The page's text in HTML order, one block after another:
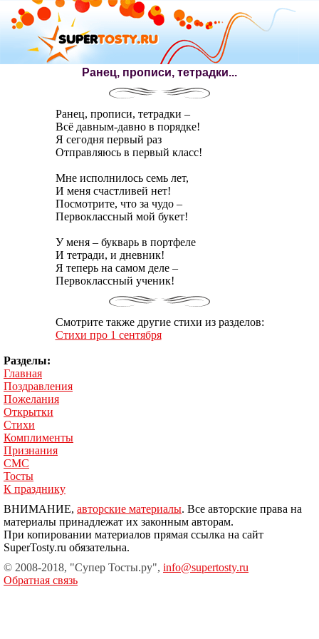
Ранец, прописи, тетрадки...
Ранец, прописи, тетрадки –
Всё давным-давно в порядке!
Я сегодня первый раз
Отправляюсь в первый класс!
Мне исполнилось семь лет,
И меня счастливей нет!
Посмотрите, что за чудо –
Первоклассный мой букет!
У меня – букварь в портфеле
И тетради, и дневник!
Я теперь на самом деле –
Первоклассный ученик!
Смотрите также другие стихи из разделов:
Стихи про 1 сентября
Разделы:
Главная
Поздравления
Пожелания
Открытки
Стихи
Комплименты
Признания
СМС
Тосты
К празднику
ВНИМАНИЕ, авторские материалы. Все авторские права на
материалы принадлежат их законным авторам.
При копировании материалов прямая ссылка на сайт
SuperTosty.ru обязательна.
© 2008-2018, "Супер Тосты.ру", info@supertosty.ru
Обратная связь